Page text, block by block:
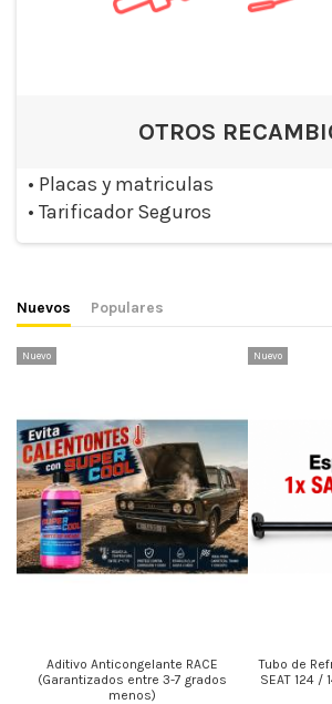
OTROS
• Placas y matriculas
• Tarificador Seguros
Nuevos Populares
Nuevo
Aditivo Anticongelante RACE
(Garantizados entre 3-7 grados
menos)
Nuevo
Tubo de
SEAT 124 /